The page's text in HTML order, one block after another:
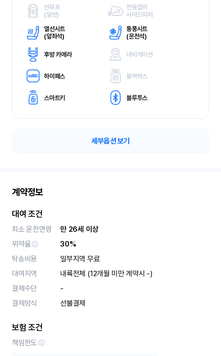
썬루프
(일반)
전동접이
사이드미러
열선시트
(앞좌석)
통풍시트
(운전석)
후방 카메라 내비게이션
하이패스 블랙박스
스마트키 블루투스
세부옵션 보기
계약정보
대여 조건
최소 운전연령
만 26세 이상
위약율
30%
탁송비용
일부지역 무료
대여지역
내륙전체 (12개월 미만 계약시 -)
결제수단
-
결제방식
선불결제
보험 조건
책임한도